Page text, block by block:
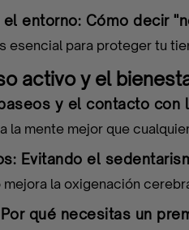
entorno: Cómo decir
esencial para proteger tu
activo y el
y el contacto
la mente mejor que
Evitando el
la oxigenación
qué necesitas un